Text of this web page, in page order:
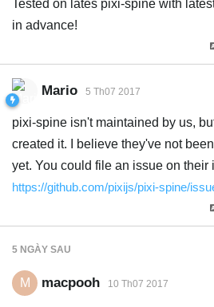
Tested on lates pixi-spine with
in advance!
Mario 5 Th07 2017
pixi-spine isn't maintained by us,
created it. I believe they've not
yet. You could file an issue on their
https://github.com/pixijs/pixi-spine/
5 NGÀY SAU
M macpooh 10 Th07 2017